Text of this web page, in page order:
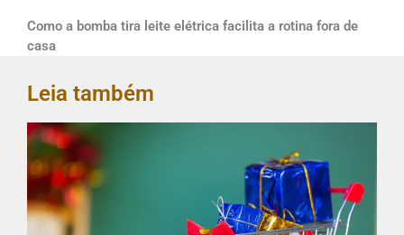
Como a bomba tira leite elétrica facilita a rotina fora de
casa
Leia também